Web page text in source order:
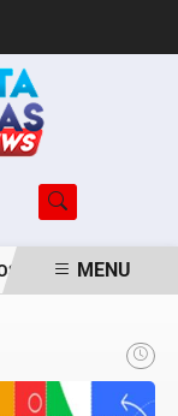
NO BAIRRO JARDIM
MENU